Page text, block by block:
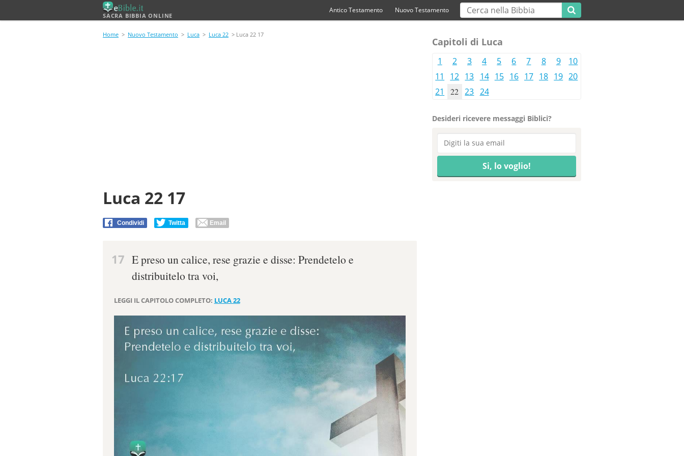
SACRA BIBBIA ONLINE
Antico Testamento Nuovo Testamento
Home > Nuovo Testamento > Luca > Luca 22 > Luca 22 17
Luca 22 17
Condividi Twitta Email
17 E preso un calice, rese grazie e disse: Prendetelo e
distribuitelo tra voi,
LEGGI IL CAPITOLO COMPLETO: LUCA 22
Capitoli di Luca
1 2 3 4 5 6 7 8 9
10
11
12 13 14 15 16 17 18 19 20
21
22 23 24
Desideri ricevere messaggi Biblici?